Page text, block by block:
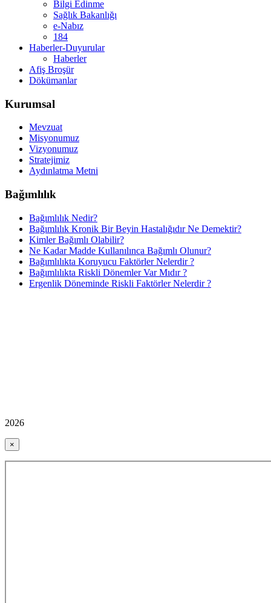
Bilgi Edinme
Sağlık Bakanlığı
e-Nabız
184
Haberler-Duyurular
Haberler
Afiş Broşür
Dökümanlar
Kurumsal
Mevzuat
Misyonumuz
Vizyonumuz
Stratejimiz
Aydınlatma Metni
Bağımlılık
Bağımlılık Nedir?
Bağımlılık Kronik Bir Beyin Hastalığıdır Ne Demektir?
Kimler Bağımlı Olabilir?
Ne Kadar Madde Kullanılınca Bağımlı Olunur?
Bağımlılıkta Koruyucu Faktörler Nelerdir ?
Bağımlılıkta Riskli Dönemler Var Mıdır ?
Ergenlik Döneminde Riskli Faktörler Nelerdir ?
2026
×